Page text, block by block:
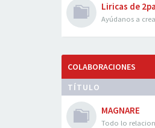
Liricas de
Ayúdanos a
COLABORACIONES
TÍTULO
MAGNARE
Todo lo